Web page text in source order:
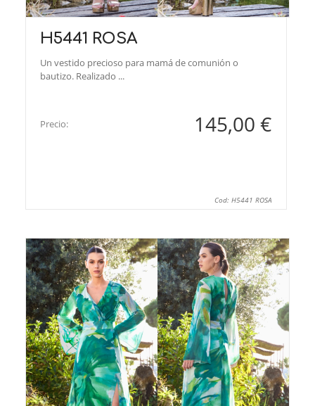
H5441 ROSA
Un vestido precioso para mamá de comunión o
bautizo. Realizado ...
Precio: 145,00 €
Cod: H5441 ROSA